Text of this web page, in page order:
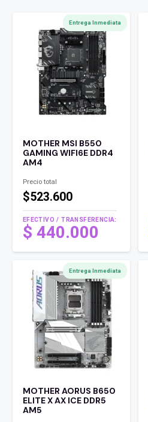
Entrega Inmediata
MOTHER MSI B550
GAMING WIFI6E DDR4
AM4
Precio total
$523.600
EFECTIVO / TRANSFERENCIA:
$440.000
Entrega Inmediata
MOTHER AORUS B650
ELITE X AX ICE DDR5
AM5